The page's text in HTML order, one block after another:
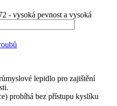
- vysoká pevnost a vysoká
lepidlo pro zajištění
probíhá bez přístupu kyslíku